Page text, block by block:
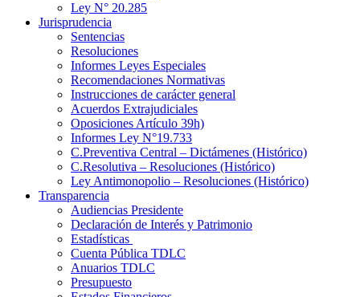
Ley N° 20.285
Jurisprudencia
Sentencias
Resoluciones
Informes Leyes Especiales
Recomendaciones Normativas
Instrucciones de carácter general
Acuerdos Extrajudiciales
Oposiciones Artículo 39h)
Informes Ley N°19.733
C.Preventiva Central – Dictámenes (Histórico)
C.Resolutiva – Resoluciones (Histórico)
Ley Antimonopolio – Resoluciones (Histórico)
Transparencia
Audiencias Presidente
Declaración de Interés y Patrimonio
Estadísticas
Cuenta Pública TDLC
Anuarios TDLC
Presupuesto